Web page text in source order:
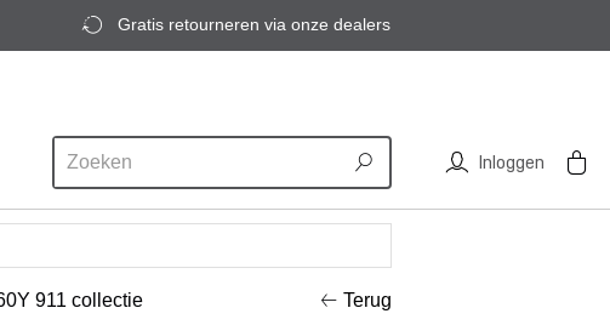
Gratis retourneren via onze dealers
Inloggen
911 collectie Terug